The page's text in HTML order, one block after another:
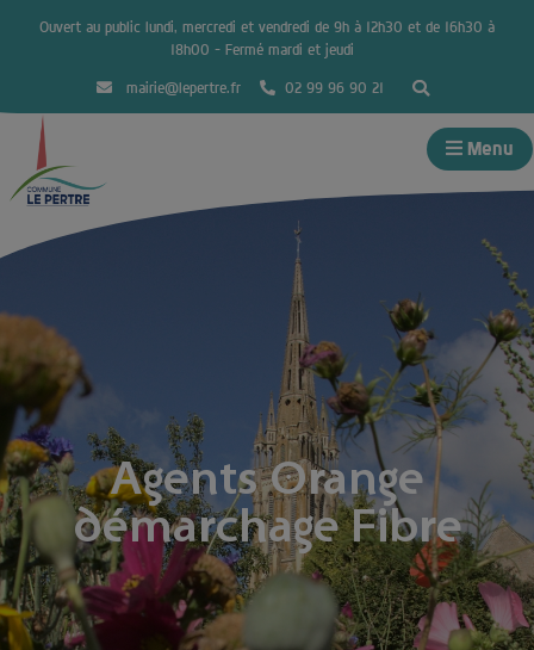
Ouvert au public lundi, mercredi et vendredi de 9h à 12h30 et de 16h30 à
18h00 – Fermé mardi et jeudi
mairie@lepertre.fr 02 99 96 90 21
Menu
Agents Orange
démarchage Fibre